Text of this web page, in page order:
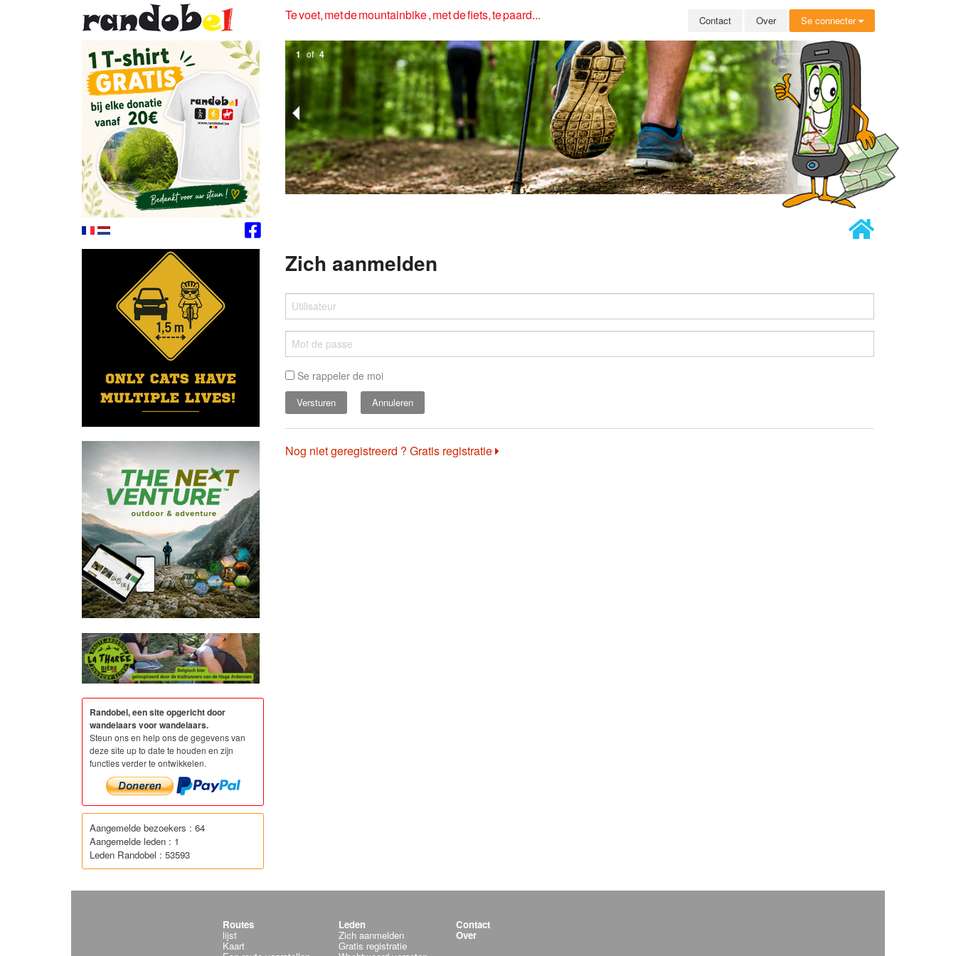
Te voet, met de mountainbike , met de fiets, te paard... Contact Over Se connecter
1 of 4
Zich aanmelden
Se rappeler de moi
Annuleren
Nog niet geregistreerd ? Gratis registratie
Randobel, een site opgericht door
wandelaars voor wandelaars.
Steun ons en help ons de gegevens van
deze site up to date te houden en zijn
functies verder te ontwikkelen.
Aangemelde bezoekers : 64
Aangemelde leden : 1
Leden Randobel : 53593
Routes
lijst
Kaart
Leden
Zich aanmelden
Gratis registratie
Contact
Over